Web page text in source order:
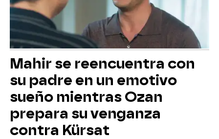
Mahir se reencuentra con
su padre en un emotivo
sueño mientras Ozan
prepara su venganza
contra Kürsat